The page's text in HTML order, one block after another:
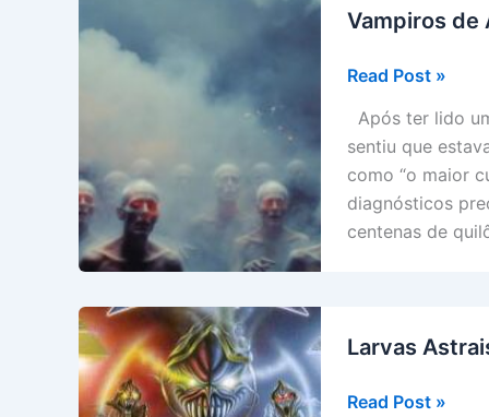
Vampiros de
Vampiros
Alma
Read Post »
Após ter lido
sentiu que
como “o maior
diagnósticos
centenas de
Larvas
Larvas
Read Post »